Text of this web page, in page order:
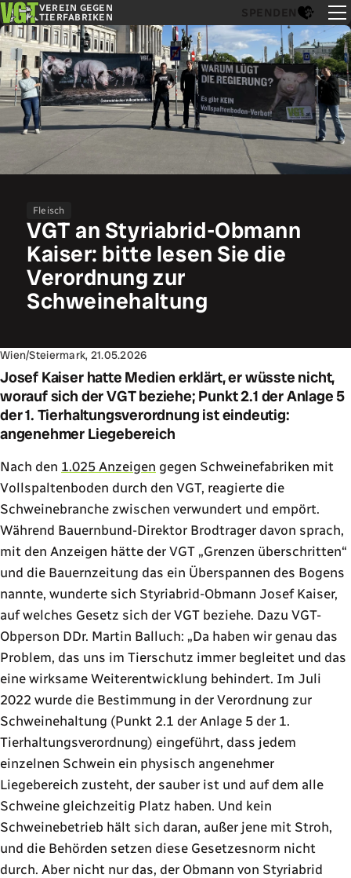
VEREIN GEGEN
TIERFABRIKEN
SPENDEN
Fleisch
VGT an Styriabrid-Obmann
Kaiser: bitte lesen Sie die
Verordnung zur
Schweinehaltung
Wien/Steiermark, 21.05.2026
Josef Kaiser hatte Medien erklärt, er wüsste nicht,
worauf sich der VGT beziehe; Punkt 2.1 der Anlage 5
der 1. Tierhaltungsverordnung ist eindeutig:
angenehmer Liegebereich
Nach den 1.025 Anzeigen gegen Schweinefabriken mit
Vollspaltenboden durch den VGT, reagierte die
Schweinebranche zwischen verwundert und empört.
Während Bauernbund-Direktor Brodtrager davon sprach,
mit den Anzeigen hätte der VGT „Grenzen überschritten“
und die Bauernzeitung das ein Überspannen des Bogens
nannte, wunderte sich Styriabrid-Obmann Josef Kaiser,
auf welches Gesetz sich der VGT beziehe. Dazu VGT-
Obperson DDr. Martin Balluch: „Da haben wir genau das
Problem, das uns im Tierschutz immer begleitet und das
eine wirksame Weiterentwicklung behindert. Im Juli
2022 wurde die Bestimmung in der Verordnung zur
Schweinehaltung (Punkt 2.1 der Anlage 5 der 1.
Tierhaltungsverordnung) eingeführt, dass jedem
einzelnen Schwein ein physisch angenehmer
Liegebereich zusteht, der sauber ist und auf dem alle
Schweine gleichzeitig Platz haben. Und kein
Schweinebetrieb hält sich daran, außer jene mit Stroh,
und die Behörden setzen diese Gesetzesnorm nicht
durch. Aber nicht nur das, der Obmann von Styriabrid